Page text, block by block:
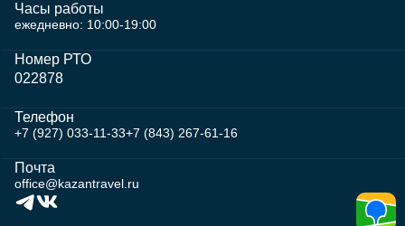
Часы работы
ежедневно: 10:00-19:00
Номер РТО
022878
Телефон
+7 (927) 033-11-33+7 (843) 267-61-16
Почта
office@kazantravel.ru